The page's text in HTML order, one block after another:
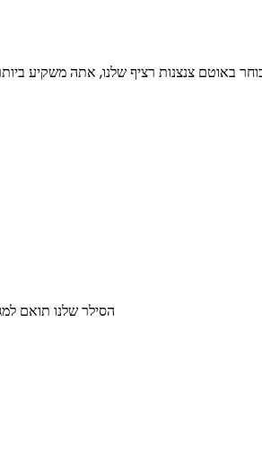
באוטם צנצנות רציף שלנו, אתה משקיע
הסילר שלנו תואם